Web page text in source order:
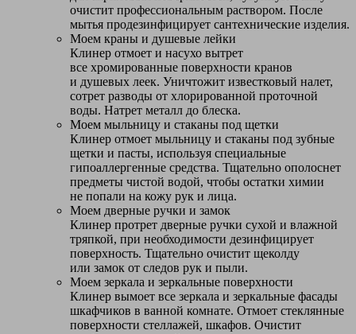
очистит профессиональным раствором. После
мытья продезинфицирует сантехнические изделия.
Моем краны и душевые лейки
Клинер отмоет и насухо вытрет
все хромированные поверхности кранов
и душевых леек. Уничтожит известковый налет,
сотрет разводы от хлорированной проточной
воды. Натрет металл до блеска.
Моем мыльницу и стаканы под щетки
Клинер отмоет мыльницу и стаканы под зубные
щетки и пасты, используя специальные
гипоаллергенные средства. Тщательно ополоснет
предметы чистой водой, чтобы остатки химии
не попали на кожу рук и лица.
Моем дверные ручки и замок
Клинер протрет дверные ручки сухой и влажной
тряпкой, при необходимости дезинфицирует
поверхность. Тщательно очистит щеколду
или замок от следов рук и пыли.
Моем зеркала и зеркальные поверхности
Клинер вымоет все зеркала и зеркальные фасады
шкафчиков в ванной комнате. Отмоет стеклянные
поверхности стеллажей, шкафов. Очистит